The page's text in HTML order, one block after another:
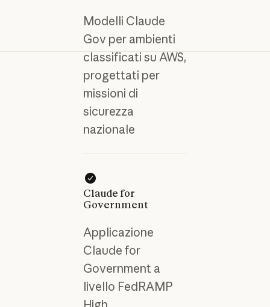
Modelli Claude
Gov per ambienti
classificati su AWS,
progettati per
missioni di
sicurezza
nazionale
Claude for
Government
Applicazione
Claude for
Government a
livello FedRAMP